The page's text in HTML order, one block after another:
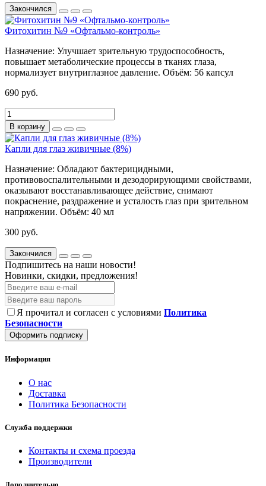
Закончился
Фитохитин №9 «Офтальмо-контроль»
Назначение: Улучшает зрительную трудоспособность,
повышает метаболические процессы в тканях глаза,
нормализует внутриглазное давление. Объём: 56 капсул
690 руб.
В корзину
Капли для глаз живичные (8%)
Назначение: Обладают бактерицидными,
противовоспалительными и дезодорирующими свойствами,
оказывают восстанавливающее действие, снимают
покраснение, раздражение и усталость глаз при зрительном
напряжении. Объём: 40 мл
300 руб.
Закончился
Подпишитесь на наши новости!
Новинки, скидки, предложения!
Я прочитал и согласен с условиями Политика
Безопасности
Оформить подписку
Информация
О нас
Доставка
Политика Безопасности
Служба поддержки
Контакты и схема проезда
Производители